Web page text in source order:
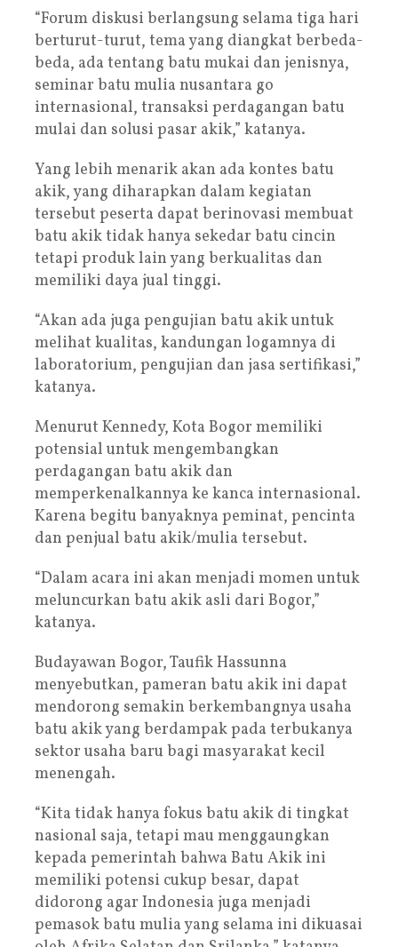
“Forum diskusi berlangsung selama tiga hari
berturut-turut, tema yang diangkat berbeda-
beda, ada tentang batu mukai dan jenisnya,
seminar batu mulia nusantara go
internasional, transaksi perdagangan batu
mulai dan solusi pasar akik,” katanya.
Yang lebih menarik akan ada kontes batu
akik, yang diharapkan dalam kegiatan
tersebut peserta dapat berinovasi membuat
batu akik tidak hanya sekedar batu cincin
tetapi produk lain yang berkualitas dan
memiliki daya jual tinggi.
“Akan ada juga pengujian batu akik untuk
melihat kualitas, kandungan logamnya di
laboratorium, pengujian dan jasa sertifikasi,”
katanya.
Menurut Kennedy, Kota Bogor memiliki
potensial untuk mengembangkan
perdagangan batu akik dan
memperkenalkannya ke kanca internasional.
Karena begitu banyaknya peminat, pencinta
dan penjual batu akik/mulia tersebut.
“Dalam acara ini akan menjadi momen untuk
meluncurkan batu akik asli dari Bogor,”
katanya.
Budayawan Bogor, Taufik Hassunna
menyebutkan, pameran batu akik ini dapat
mendorong semakin berkembangnya usaha
batu akik yang berdampak pada terbukanya
sektor usaha baru bagi masyarakat kecil
menengah.
“Kita tidak hanya fokus batu akik di tingkat
nasional saja, tetapi mau menggaungkan
kepada pemerintah bahwa Batu Akik ini
memiliki potensi cukup besar, dapat
didorong agar Indonesia juga menjadi
pemasok batu mulia yang selama ini dikuasai